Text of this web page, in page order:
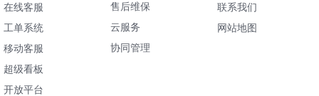
在线客服
工单系统
移动客服
超级看板
开放平台
售后维保
云服务
协同管理
联系我们
网站地图